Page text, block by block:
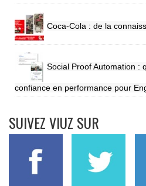
Coca-Cola : de la
Social Proof Automation :
confiance en performance pour
SUIVEZ VIUZ SUR